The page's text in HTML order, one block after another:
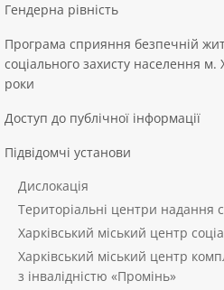
Гендерна рівність
Програма сприяння безпечній
соціального захисту населення
роки
Доступ до публічної інформації
Підвідомчі установи
Дислокація
Територіальні центри надання
Харківський міський центр
Харківський міський центр
з інвалідністю «Промінь»